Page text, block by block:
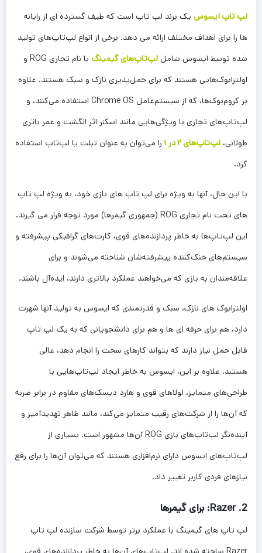
لپ تاپ ایسوس یک برند لپ تاپ است که طیف گسترده ای از رایانه
ها را برای اهداف مختلف ارائه می دهد. برخی از انواع لپ‌تاپ‌های تولید
شده توسط ایسوس شامل لپ‌تاپ‌های گیمینگ
با نام تجاری ROG و
اولترابوک‌هایی هستند که برای حمل‌پذیری نازک و سبک هستند. علاوه
بر کروم‌بوک‌ها، که از سیستم‌عامل Chrome OS استفاده می‌کنند، و
لپ‌تاپ‌های تجاری با ویژگی‌هایی مانند اسکنر اثر انگشت و عمر باتری
طولانی، لپ‌تاپ‌های ۲ در ۱
را می‌توان به عنوان تبلت یا لپ‌تاپ استفاده
کرد.
با این حال، آنها به ویژه برای لپ تاپ های بازی خود، به ویژه لپ تاپ
های تحت نام تجاری ROG (جمهوری گیمرها) مورد توجه قرار می گیرند.
این لپ‌تاپ‌ها به خاطر پردازنده‌های قوی، کارت‌های گرافیکی پیشرفته و
سیستم‌های خنک‌کننده پیشرفته‌شان شناخته می‌شوند و برای
علاقه‌مندان به بازی که می‌خواهند عملکرد بالاتری دارند، ایده‌آل باشند.
اولترابوک های نازک، سبک و قدرتمندی که ایسوس به تولید آنها شهرت
دارد، هم برای حرفه ای ها و هم برای دانشجویانی که به یک لپ تاپ
قابل حمل نیاز دارند که بتواند کارهای سخت را انجام دهد، عالی
هستند. علاوه بر این، ایسوس به خاطر ایجاد لپ‌تاپ‌هایی با
طراحی‌های متمایز، لولاهای قوی و هارد دیسک‌های مقاوم در برابر ضربه
که آن‌ها را از شرکت‌های رقیب متمایز می‌کند، مانند ظاهر تهدیدآمیز و
آینده‌نگر لپ‌تاپ‌های بازی ROG آن‌ها مشهور است. بسیاری از
لپ‌تاپ‌های ایسوس دارای نرم‌افزاری هستند که می‌توان آن‌ها را برای رفع
نیازهای فردی کاربر تغییر داد.
2. Razer: برای گیمرها
لپ تاپ های گیمینگ با عملکرد برتر توسط شرکت سازنده لپ تاپ